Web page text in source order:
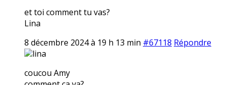
et toi comment tu vas?
Lina
8 décembre 2024 à 19 h 13 min #67118 Répondre
lina
coucou Amy